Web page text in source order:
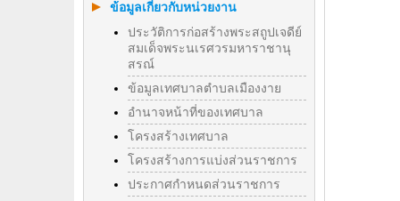
ข้อมูลเกี่ยวกับหน่วยงาน
ประวัติการก่อสร้างพระสถูปเจดีย์
สมเด็จพระนเรศวรมหาราชานุ
สรณ์
ข้อมูลเทศบาลตำบลเมืองงาย
อำนาจหน้าที่ของเทศบาล
โครงสร้างเทศบาล
โครงสร้างการแบ่งส่วนราชการ
ประกาศกำหนดส่วนราชการ